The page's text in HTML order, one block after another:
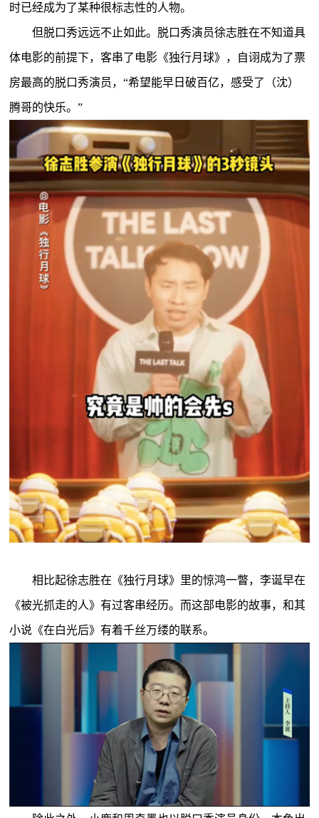
时已经成为了某种很标志性的人物。
但脱口秀远远不止如此。脱口秀演员徐志胜在不知道具
体电影的前提下，客串了电影《独行月球》，自诩成为了票
房最高的脱口秀演员，“希望能早日破百亿，感受了（沈）
腾哥的快乐。”
相比起徐志胜在《独行月球》里的惊鸿一瞥，李诞早在
《被光抓走的人》有过客串经历。而这部电影的故事，和其
小说《在白光后》有着千丝万缕的联系。